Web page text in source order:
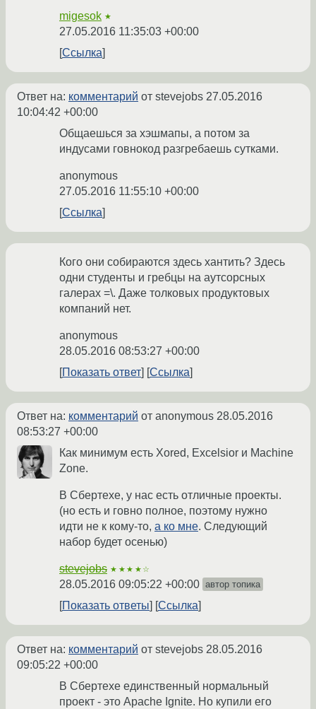
migesok ★
27.05.2016 11:35:03 +00:00
Ссылка
Ответ на: комментарий от stevejobs 27.05.2016
10:04:42 +00:00
Общаешься за хэшмапы, а потом за
индусами говнокод разгребаешь сутками.
anonymous
27.05.2016 11:55:10 +00:00
Ссылка
Кого они собираются здесь хантить? Здесь
одни студенты и гребцы на аутсорсных
галерах =\. Даже толковых продуктовых
компаний нет.
anonymous
28.05.2016 08:53:27 +00:00
Показать ответ
Ссылка
Ответ на: комментарий от anonymous 28.05.2016
08:53:27 +00:00
Как минимум есть Xored, Excelsior и Machine
Zone.
В Сбертехе, у нас есть отличные проекты.
(но есть и говно полное, поэтому нужно
идти не к кому-то, а ко мне. Следующий
набор будет осенью)
stevejobs ★★★★☆
28.05.2016 09:05:22 +00:00 автор топика
Показать ответы Ссылка
Ответ на: комментарий от stevejobs 28.05.2016
09:05:22 +00:00
В Сбертехе единственный нормальный
проект - это Apache Ignite. Но купили его